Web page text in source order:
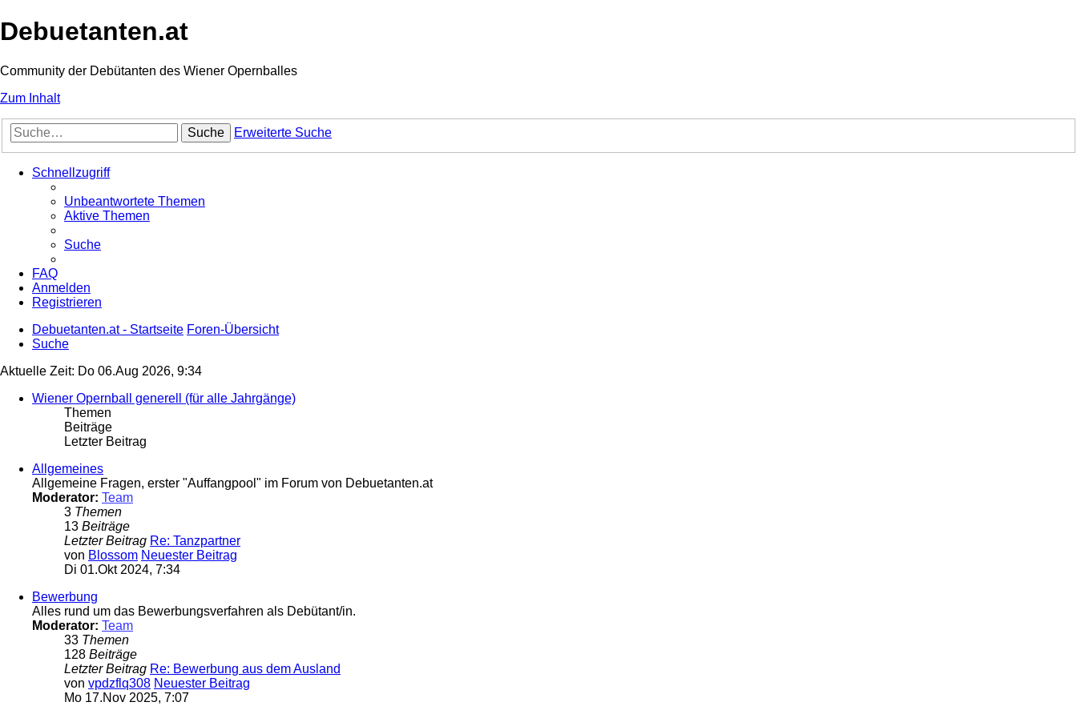
Debuetanten.at
Community der Debütanten des Wiener Opernballes
Zum Inhalt
Suche Erweiterte Suche
Schnellzugriff
Unbeantwortete Themen
Aktive Themen
Suche
FAQ
Anmelden
Registrieren
Debuetanten.at - Startseite Foren-Übersicht
Suche
Aktuelle Zeit: Do 06.Aug 2026, 9:34
Wiener Opernball generell (für alle Jahrgänge)
Themen
Beiträge
Letzter Beitrag
Allgemeines
Allgemeine Fragen, erster "Auffangpool" im Forum von Debuetanten.at
Moderator: Team
3 Themen
13 Beiträge
Letzter Beitrag Re: Tanzpartner
von Blossom Neuester Beitrag
Di 01.Okt 2024, 7:34
Bewerbung
Alles rund um das Bewerbungsverfahren als Debütant/in.
Moderator: Team
33 Themen
128 Beiträge
Letzter Beitrag Re: Bewerbung aus dem Ausland
von vpdzflq308 Neuester Beitrag
Mo 17.Nov 2025, 7:07